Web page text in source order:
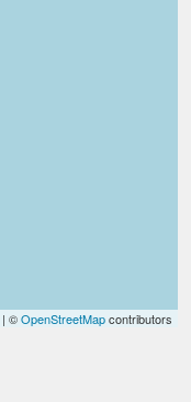
| ©OpenStreetMapcontributors